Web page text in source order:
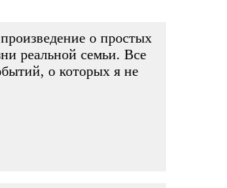
о простых
реальной семьи. Все
о которых я не